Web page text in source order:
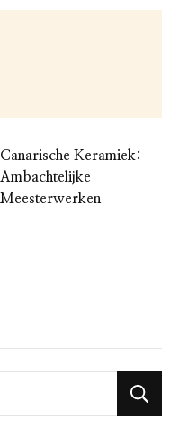
Canarische Keramiek:
Ambachtelijke
Meesterwerken